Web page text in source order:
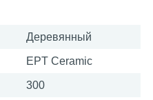
Деревянный
EPT Ceramic
300